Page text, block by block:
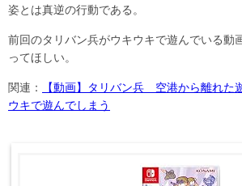
姿とは真逆の行動である。
前回のタリバン兵がウキウキで遊んでいる動
ってほしい。
関連：
【動画】タリバン兵 空港から離れた
ウキで遊んでしまう